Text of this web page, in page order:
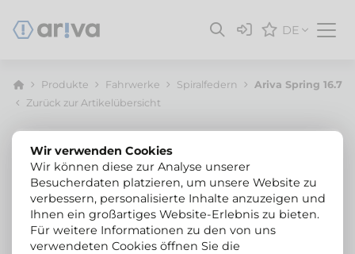
DE
Produkte Fahrwerke Spiralfedern
Ariva Spring 16.75
Zurück zur Artikelübersicht
Wir verwenden Cookies
Wir können diese zur Analyse unserer
Besucherdaten platzieren, um unsere Website zu
verbessern, personalisierte Inhalte anzuzeigen und
Ihnen ein großartiges Website-Erlebnis zu bieten.
Für weitere Informationen zu den von uns
verwendeten Cookies öffnen Sie die